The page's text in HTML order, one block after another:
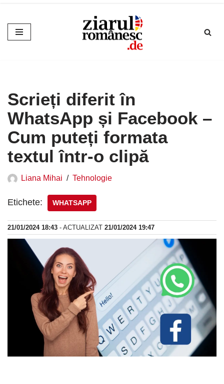
Sari
la
Scrieți diferit în
WhatsApp și Facebook –
Cum puteți formata
textul într-o clipă
Liana Mihai Tehnologie
Etichete: WHATSAPP
21/01/2024 18:43 - ACTUALIZAT 21/01/2024 19:47